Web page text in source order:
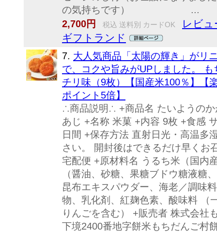
の気持ちです） ...
2,700円
税込 送料別 カードOK
レビュ
ギフトランド
7. 大人気商品「太陽の輝き」がリ
で、コクや旨みがUPしました。
チリ味（9枚）【国産米100％】【
ポイント5倍】
∴商品説明∴ +商品名 たいようの
あじ +名称 米菓 +内容 9枚 +食感
日間 +保存方法 直射日光・高温多
さい。 開封後はできるだけ早くお
宅配便 +原材料名 うるち米（国内
（醤油、砂糖、果糖ブドウ糖液糖
昆布エキスパウダー、海老／調味
物、乳化剤、紅麹色素、酸味料 （
りんごを含む） +販売者 株式会社
下境2400番地字餅米もちだんご村